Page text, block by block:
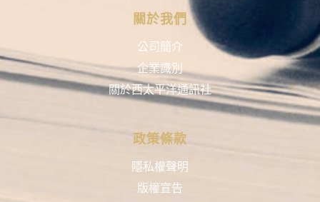
關於我們
公司簡介
企業識別
關於西太平洋通訊社
政策條款
隱私權聲明
版權宣告